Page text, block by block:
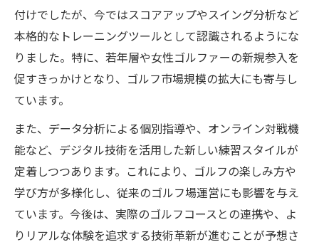
付けでしたが、今ではスコアアップやスイング分析など
本格的なトレーニングツールとして認識されるようにな
りました。特に、若年層や女性ゴルファーの新規参入を
促すきっかけとなり、ゴルフ市場規模の拡大にも寄与し
ています。
また、データ分析による個別指導や、オンライン対戦機
能など、デジタル技術を活用した新しい練習スタイルが
定着しつつあります。これにより、ゴルフの楽しみ方や
学び方が多様化し、従来のゴルフ場運営にも影響を与え
ています。今後は、実際のゴルフコースとの連携や、よ
りリアルな体験を追求する技術革新が進むことが予想さ